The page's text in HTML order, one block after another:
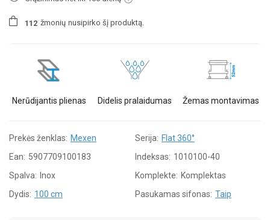
1 1 2 žmonių nusipirko šį produktą.
Nerūdijantis plienas Didelis pralaidumas Žemas montavimas
Prekės ženklas: Mexen Serija: Flat 360°
Ean: 5907709100183 Indeksas: 1010100-40
Spalva: Inox Komplekte: Komplektas
Dydis: 100 cm Pasukamas sifonas: Taip